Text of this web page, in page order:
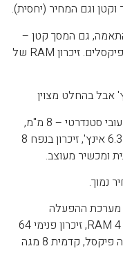
175 גרם ו-7 מ"מ בהתאמה, גם המסך קטן –
5.8 אינץ'. רזולוציית מסך – 2435X1125 פיקסלים. זיכרון RAM של
שובר שיאים בקלות המשקל – 168 גרם, עובי סטנדרטי – 8 מ"מ,
מערכת ההפעלה אנדרואיד 9. גודל המסך 6.3 אינץ', זיכרון בנפח 8
עובי סטנדרטי – 8 מ"מ, מערכת ההפעלה
אנדרואיד, מסך בגודל 5.6 אינץ', זיכרון RAM 4 GB, זיכרון פנימי 64
ג'יגה. מצלמה איכותית במיוחד – 12.2 מגה פיקסל, קדמית 8 מגה